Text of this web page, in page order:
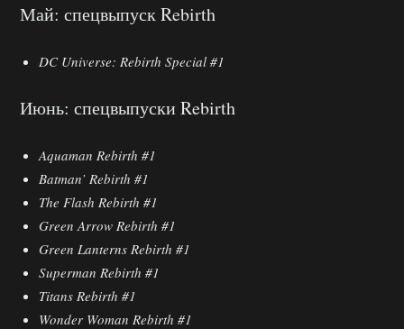
Май: спецвыпуск Rebirth
DC Universe: Rebirth Special #1
Июнь: спецвыпуски Rebirth
Aquaman Rebirth #1
Batman’ Rebirth #1
The Flash Rebirth #1
Green Arrow Rebirth #1
Green Lanterns Rebirth #1
Superman Rebirth #1
Titans Rebirth #1
Wonder Woman Rebirth #1